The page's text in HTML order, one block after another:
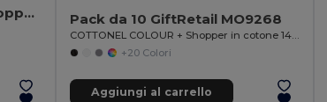
COTTONEL COLOUR ++ Shopper in cotone da 180gr MO9846- Pack da 10 GiftRetail MO9268
COTTONEL COLOUR + Shopper in cotone 140gr
+20 Colori
Aggiungi al carrello